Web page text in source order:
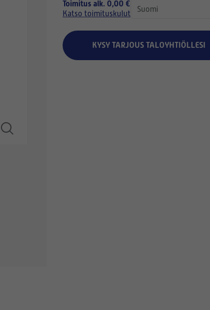
Toimitus alk. 0,00 €
Katso toimituskulut
KYSY TARJOUS TALOYHTIÖLLESI